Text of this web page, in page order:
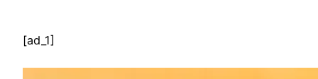
[ad_1]